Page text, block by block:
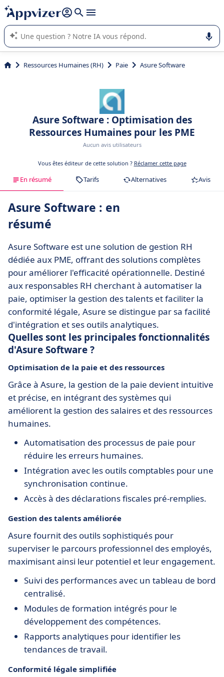
répondre (plusieurs lignes avec
L'IA de Appvizer vous guide dans l'utilisation ou la sélection de
logiciel SaaS en entreprise.
Ressources Humaines (RH) Paie Asure Software
Asure Software : Optimisation des
Ressources Humaines pour les PME
Aucun avis utilisateurs
Vous êtes éditeur de cette solution ? Réclamer cette page
En résumé Tarifs Alternatives Avis
Asure Software : en
résumé
Asure Software est une solution de gestion RH
dédiée aux PME, offrant des solutions complètes
pour améliorer l'efficacité opérationnelle. Destiné
aux responsables RH cherchant à automatiser la
paie, optimiser la gestion des talents et faciliter la
conformité légale, Asure se distingue par sa facilité
d'intégration et ses outils analytiques.
Quelles sont les principales fonctionnalités
d'Asure Software ?
Optimisation de la paie et des ressources
Grâce à Asure, la gestion de la paie devient intuitive
et précise, en intégrant des systèmes qui
améliorent la gestion des salaires et des ressources
humaines.
Automatisation des processus de paie pour
réduire les erreurs humaines.
Intégration avec les outils comptables pour une
synchronisation continue.
Accès à des déclarations fiscales pré-remplies.
Gestion des talents améliorée
Asure fournit des outils sophistiqués pour
superviser le parcours professionnel des employés,
maximisant ainsi leur potentiel et leur engagement.
Suivi des performances avec un tableau de bord
centralisé.
Modules de formation intégrés pour le
développement des compétences.
Rapports analytiques pour identifier les
tendances de travail.
Conformité légale simplifiée